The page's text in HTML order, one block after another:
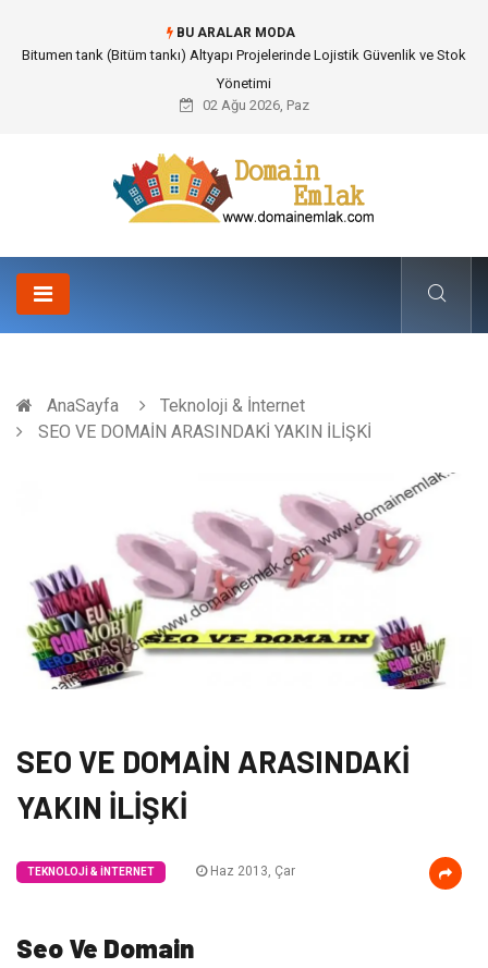
BU ARALAR MODA
Güvenilir Chip Satışı: Kesintisiz Poker Deneyimi İçin Profesyonel Destek
02 Ağu 2026, Paz
AnaSayfa
Teknoloji & İnternet
SEO VE DOMAİN ARASINDAKİ YAKIN İLİŞKİ
SEO VE DOMAİN ARASINDAKİ
YAKIN İLİŞKİ
TEKNOLOJI & İNTERNET Haz 2013, Çar
Seo Ve Domain